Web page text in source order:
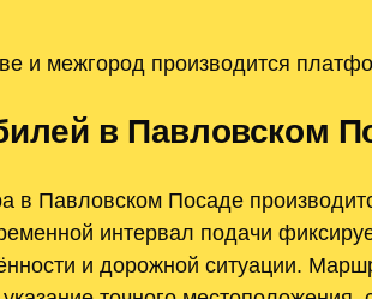
и межгород производится
в Павловском
в Павловском Посаде
интервал подачи
и дорожной ситуации.